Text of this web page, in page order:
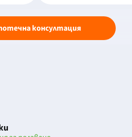
консултация